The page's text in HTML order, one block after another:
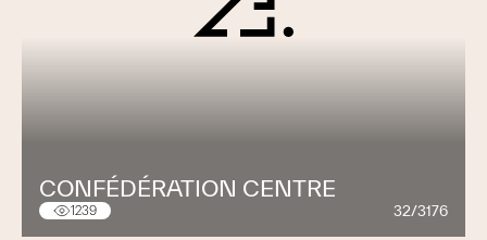
CONFÉDÉRATION CENTRE
1239 32/3176